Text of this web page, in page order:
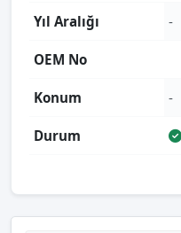
Yıl Aralığı -
OEM No
Konum -
Durum